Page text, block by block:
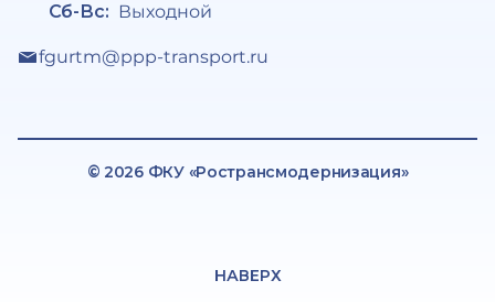
Сб-Вс: Выходной
fgurtm@ppp-transport.ru
© 2026 ФКУ «Ространсмодернизация»
НАВЕРХ